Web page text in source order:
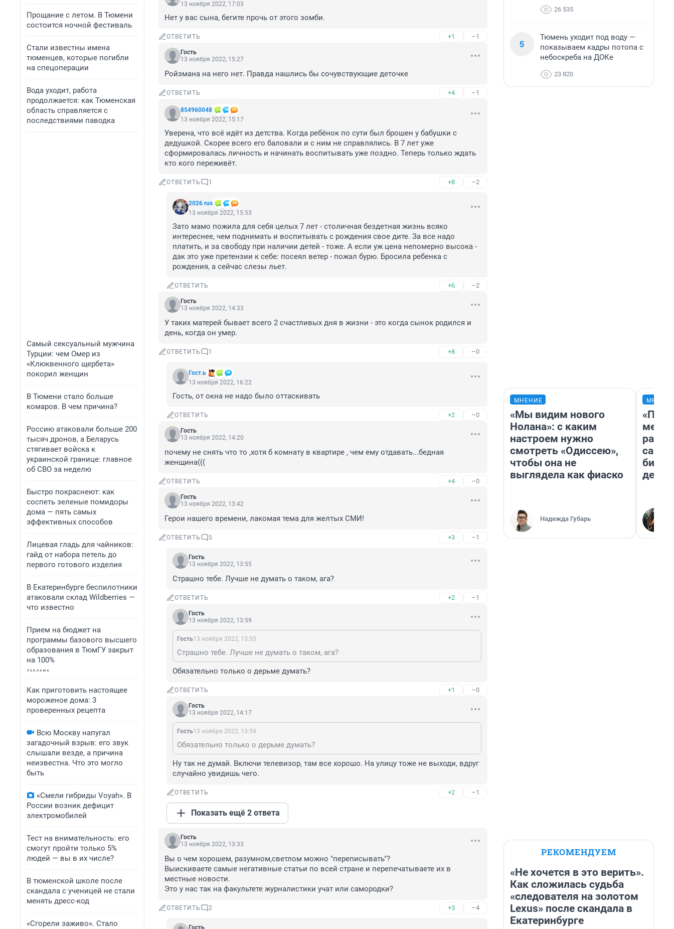
Прощание с летом. В Тюмени
состоится ночной фестиваль
Стали известны имена
тюменцев, которые погибли
на спецоперации
Вода уходит, работа
продолжается: как Тюменская
область справляется с
последствиями паводка
Самый сексуальный мужчина
Турции: чем Омер из
«Клюквенного щербета»
покорил женщин
В Тюмени стало больше
комаров. В чем причина?
Россию атаковали больше 200
тысяч дронов, а Беларусь
стягивает войска к
украинской границе: главное
об СВО за неделю
Быстро покраснеют: как
соспеть зеленые помидоры
дома — пять самых
эффективных способов
Лицевая гладь для чайников:
гайд от набора петель до
первого готового изделия
В Екатеринбурге беспилотники
атаковали склад Wildberries —
что известно
Прием на бюджет на
программы базового высшего
образования в ТюмГУ закрыт
на 100%
Как приготовить настоящее
мороженое дома: 3
проверенных рецепта
Всю Москву напугал
загадочный взрыв: его звук
слышали везде, а причина
неизвестна. Что это могло
быть
«Смели гибриды Voyah». В
России возник дефицит
электромобилей
Тест на внимательность: его
смогут пройти только 5%
людей — вы в их числе?
В тюменской школе после
скандала с ученицей не стали
менять дресс-код
«Сгорели заживо». Стало
13 ноября 2022, 17:03
Нет у вас сына, бегите прочь от этого зомби.
ОТВЕТИТЬ +1 –1
Гость
13 ноября 2022, 15:27
Ройзмана на него нет. Правда нашлись бы сочувствующие деточке
ОТВЕТИТЬ +4 –1
854960048
13 ноября 2022, 15:17
Уверена, что всё идёт из детства. Когда ребёнок по сути был брошен у бабушки с
дедушкой. Скорее всего его баловали и с ним не справлялись. В 7 лет уже
сформировалась личность и начинать воспитывать уже поздно. Теперь только ждать
кто кого переживёт.
ОТВЕТИТЬ 1 +8 –2
2026 rus
13 ноября 2022, 15:53
Зато мамо пожила для себя целых 7 лет - столичная бездетная жизнь всяко
интереснее, чем поднимать и воспитывать с рождения свое дите. За все надо
платить, и за свободу при наличии детей - тоже. А если уж цена непомерно высока -
дак это уже претензии к себе: посеял ветер - пожал бурю. Бросила ребенка с
рождения, а сейчас слезы льет.
ОТВЕТИТЬ +6 –2
Гость
13 ноября 2022, 14:33
У таких матерей бывает всего 2 счастливых дня в жизни - это когда сынок родился и
день, когда он умер.
ОТВЕТИТЬ 1 +8 –0
Гост.ь
13 ноября 2022, 16:22
Гость, от окна не надо было оттаскивать
ОТВЕТИТЬ +2 –0
Гость
13 ноября 2022, 14:20
почему не снять что то ,хотя б комнату в квартире , чем ему отдавать...бедная
женщина(((
ОТВЕТИТЬ +4 –0
Гость
13 ноября 2022, 13:42
Герои нашего времени, лакомая тема для желтых СМИ!
ОТВЕТИТЬ 5 +3 –1
Гость
13 ноября 2022, 13:55
Страшно тебе. Лучше не думать о таком, ага?
ОТВЕТИТЬ +2 –1
Гость
13 ноября 2022, 13:59
Гость13 ноября 2022, 13:55
Страшно тебе. Лучше не думать о таком, ага?
Обязательно только о дерьме думать?
ОТВЕТИТЬ +1 –0
Гость
13 ноября 2022, 14:17
Гость13 ноября 2022, 13:59
Обязательно только о дерьме думать?
Ну так не думай. Включи телевизор, там все хорошо. На улицу тоже не выходи, вдруг
случайно увидишь чего.
ОТВЕТИТЬ +2 –1
Показать ещё 2 ответа
Гость
13 ноября 2022, 13:33
Вы о чем хорошем, разумном,светлом можно "переписывать"?
Выискиваете самые негативные статьи по всей стране и перепечатываете их в
местные новости.
Это у нас так на факультете журналистики учат или самородки?
ОТВЕТИТЬ 2 +3 –4
Гость
26 535
5
Тюмень уходит под воду —
показываем кадры потопа с
небоскреба на ДОКе
23 820
МНЕНИЕ
«Мы видим нового
Нолана»: с каким
настроем нужно
смотреть «Одиссею»,
чтобы она не
выглядела как фиаско
Надежда Губарь
РЕКОМЕНДУЕМ
«Не хочется в это верить».
Как сложилась судьба
«следователя на золотом
Lexus» после скандала в
Екатеринбурге